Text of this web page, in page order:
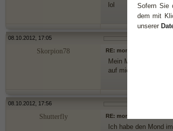
lol
08.10.2012, 17:05
Skorpion78 RE: mond im
Mein Mond ist im
auf mich schon
08.10.2012, 17:56
Shutterfly RE: mond im
Ich habe den Mond
Sofern Sie
dem mit
unserer